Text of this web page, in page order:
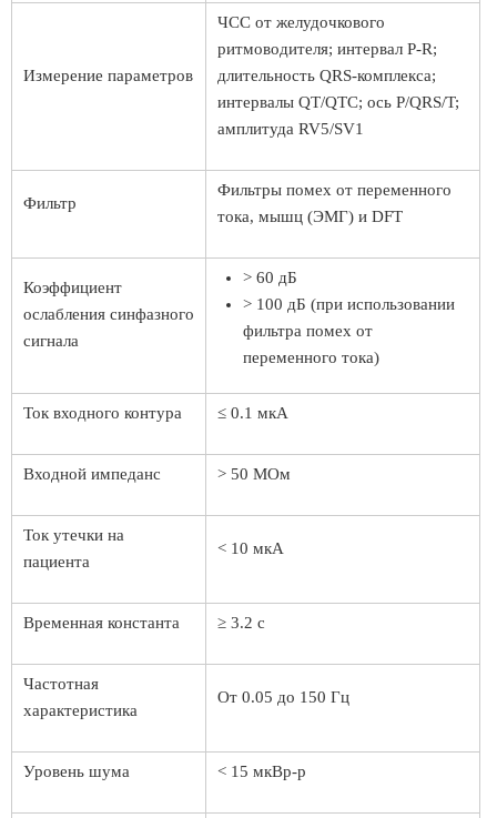
Измерение параметров
ЧСС от желудочкового
ритмоводителя; интервал P-R;
длительность QRS-комплекса;
интервалы QT/QTC; ось P/QRS/T;
амплитуда RV5/SV1
Фильтр
Фильтры помех от переменного
тока, мышц (ЭМГ) и DFT
Коэффициент
ослабления синфазного
сигнала
> 60 дБ
> 100 дБ (при использовании
фильтра помех от
переменного тока)
Ток входного контура ≤ 0.1 мкА
Входной импеданс > 50 МОм
Ток утечки на
пациента
< 10 мкА
Временная константа ≥ 3.2 с
Частотная
характеристика
От 0.05 до 150 Гц
Уровень шума < 15 мкВp-p